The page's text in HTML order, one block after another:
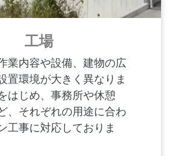
工場
業内容や設備、建物の広
置環境が大きく異なりま
はじめ、事務所や休憩
、それぞれの用途に合わ
工事に対応しておりま